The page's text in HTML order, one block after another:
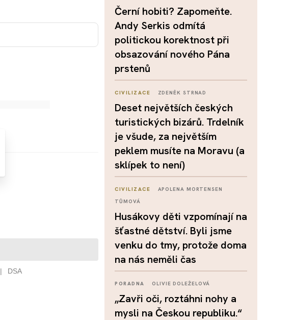
Černí hobiti? Zapomeňte.
Andy Serkis odmítá
politickou korektnost při
obsazování nového Pána
prstenů
CIVILIZACE ZDENĚK STRNAD
Deset největších českých
turistických bizárů. Trdelník
je všude, za největším
peklem musíte na Moravu (a
sklípek to není)
CIVILIZACE
APOLENA MORTENSEN
TŮMOVÁ
Husákovy děti vzpomínají na
šťastné dětství. Byli jsme
venku do tmy, protože doma
na nás neměli čas
PORADNA OLIVIE DOLEŽELOVÁ
„Zavři oči, roztáhni nohy a
mysli na Českou republiku.“